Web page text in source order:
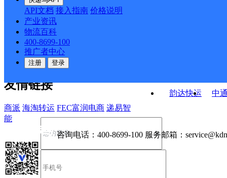
API文档 接入指南 价格说明
产业资讯
物流百科
400-8699-100
推广者中心
注册 登录
韵达快运
中
关于我们
公司介绍 企业动态
合作伙伴 快递鸟接口服务协议
户隐私政策
友情链接
商派 海淘转运 FEC富润电商 递易智
能
咨询电话： 400-8699-100 服务邮箱：